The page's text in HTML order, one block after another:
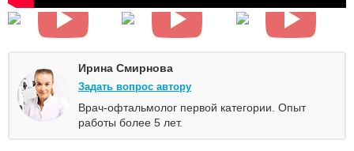
Ирина Смирнова
Задать вопрос автору
Врач-офтальмолог первой категории. Опыт
работы более 5 лет.